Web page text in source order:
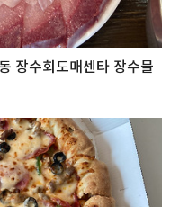
장수회도매센타 장수물